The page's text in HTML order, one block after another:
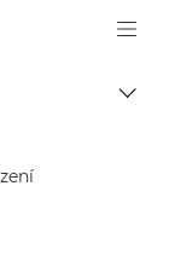
Logo, back to